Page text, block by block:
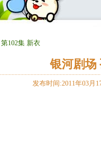
102集 新衣
银河剧场
发布时间:2011年03月